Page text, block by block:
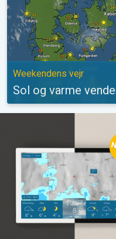
Weekendens vejr
Sol og varme